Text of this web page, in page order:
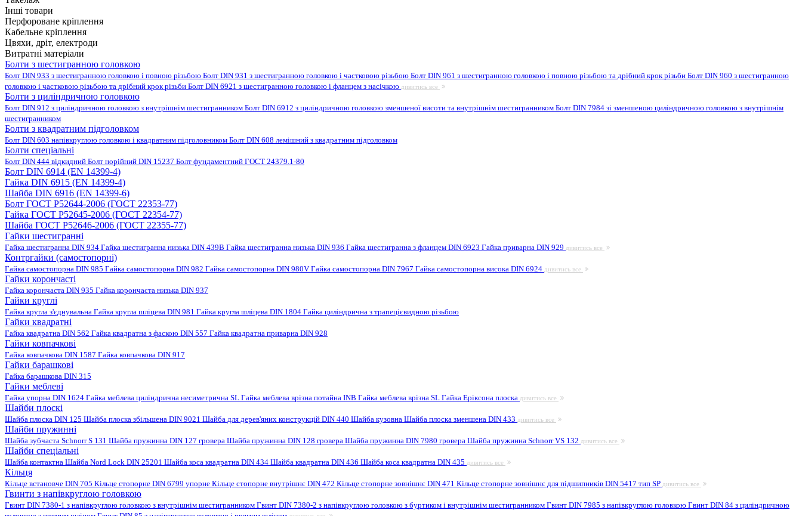
Інші товари
Перфороване кріплення
Кабельне кріплення
Цвяхи, дріт, електроди
Витратні матеріали
Болти з шестигранною головкою
Болт DIN 933 з шестигранною головкою і повною різьбою Болт DIN 931 з шестигранною головкою і частковою різьбою Болт DIN 961 з шестигранною головкою і повною різьбою та дрібний крок різьби Болт DIN 960 з шестигранною
головкою і частковою різьбою та дрібний крок різьби Болт DIN 6921 з шестигранною головкою і фланцем з насічкою дивитись все
Болти з циліндричною головкою
Болт DIN 912 з циліндричною головкою з внутрішнім шестигранником Болт DIN 6912 з циліндричною головкою зменшеної висоти та внутрішнім шестигранником Болт DIN 7984 зі зменшеною циліндричною головкою з внутрішнім
шестигранником
Болти з квадратним підголовком
Болт DIN 603 напівкруглою головкою і квадратним підголовником Болт DIN 608 лемішний з квадратним підголовком
Болти спеціальні
Болт DIN 444 відкидний Болт норійний DIN 15237 Болт фундаментний ГОСТ 24379.1-80
Болт DIN 6914 (EN 14399-4)
Гайка DIN 6915 (EN 14399-4)
Шайба DIN 6916 (EN 14399-6)
Болт ГОСТ Р52644-2006 (ГОСТ 22353-77)
Гайка ГОСТ Р52645-2006 (ГОСТ 22354-77)
Шайба ГОСТ Р52646-2006 (ГОСТ 22355-77)
Гайки шестигранні
Гайка шестигранна DIN 934 Гайка шестигранна низька DIN 439B Гайка шестигранна низька DIN 936 Гайка шестигранна з фланцем DIN 6923 Гайка приварна DIN 929 дивитись все
Контргайки (самостопорні)
Гайка самостопорна DIN 985 Гайка самостопорна DIN 982 Гайка самостопорна DIN 980V Гайка самостопорна DIN 7967 Гайка самостопорна висока DIN 6924 дивитись все
Гайки корончасті
Гайка корончаста DIN 935 Гайка корончаста низька DIN 937
Гайки круглі
Гайка кругла з'єднувальна Гайка кругла шліцева DIN 981 Гайка кругла шліцева DIN 1804 Гайка циліндрична з трапецієвидною різьбою
Гайки квадратні
Гайка квадратна DIN 562 Гайка квадратна з фаскою DIN 557 Гайка квадратна приварна DIN 928
Гайки ковпачкові
Гайка ковпачкова DIN 1587 Гайка ковпачкова DIN 917
Гайки барашкові
Гайка барашкова DIN 315
Гайки меблеві
Гайка упорна DIN 1624 Гайка меблева циліндрична несиметрична SL Гайка меблева врізна потайна INB Гайка меблева врізна SL Гайка Еріксона плоска дивитись все
Шайби плоскі
Шайба плоска DIN 125 Шайба плоска збільшена DIN 9021 Шайба для дерев'яних конструкцій DIN 440 Шайба кузовна Шайба плоска зменшена DIN 433 дивитись все
Шайби пружинні
Шайба зубчаста Schnorr S 131 Шайба пружинна DIN 127 гровера Шайба пружинна DIN 128 гровера Шайба пружинна DIN 7980 гровера Шайба пружинна Schnorr VS 132 дивитись все
Шайби спеціальні
Шайба контактна Шайба Nord Lock DIN 25201 Шайба коса квадратна DIN 434 Шайба квадратна DIN 436 Шайба коса квадратна DIN 435 дивитись все
Кільця
Кільце встановче DIN 705 Кільце стопорне DIN 6799 упорне Кільце стопорне внутрішнє DIN 472 Кільце стопорне зовнішнє DIN 471 Кільце стопорне зовнішнє для підшипників DIN 5417 тип SP дивитись все
Гвинти з напівкруглою головкою
Гвинт DIN 7380-1 з напівкруглою головкою з внутрішнім шестигранником Гвинт DIN 7380-2 з напівкруглою головкою з буртиком і внутрішнім шестигранником Гвинт DIN 7985 з напівкруглою головкою Гвинт DIN 84 з циліндричною